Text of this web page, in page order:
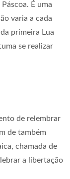
É uma
varia a cada
primeira Lua
se realizar
de relembrar
de também
chamada de
a libertação